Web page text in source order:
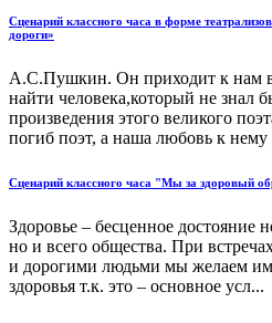
Сценарий классного часа в форме
дороги»
А.С.Пушкин. Он приходит к нам в
найти человека,который не знал
произведения этого великого
погиб поэт, а наша любовь к нему
Сценарий классного часа "Мы за здоровый
Здоровье – бесценное достояние
но и всего общества. При
и дорогими людьми мы желаем им
здоровья т.к. это – основное усл...